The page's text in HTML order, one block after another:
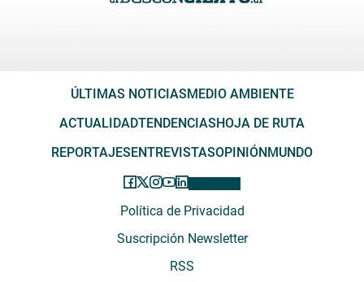
ÚLTIMAS NOTICIASMEDIO AMBIENTE
ACTUALIDADTENDENCIASHOJA DE RUTA
REPORTAJESENTREVISTASOPINIÓNMUNDO
Política de Privacidad
Suscripción Newsletter
RSS